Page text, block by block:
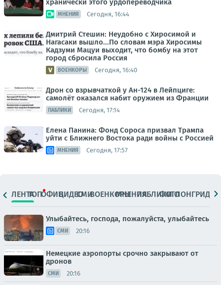
хранически этого урдопереводчика
МНЕНИЯ Сегодня, 16:44
Дмитрий Стешин: Неудобно с Хиросимой и
Нагасаки вышло...По словам мэра Хиросимы
Кадзуми Мацуи выходит, что бомбу на этот
город сбросила Россия
ВОЕНКОРЫ Сегодня, 16:40
Дрон со взрывчаткой у Ан-124 в Лейпциге:
самолёт оказался набит оружием из Франции
ПАБЛИКИ Сегодня, 17:14
Елена Панина: Фонд Сороса призвал Трампа
уйти с Ближнего Востока ради войны с Россией
МНЕНИЯ Сегодня, 17:57
ЛЕНТАТОПОФИЦ.ВИДЕОСМИВОЕНКОРЫМНЕНИЯПАБЛИКИ
ФОТОЛОНГРИДЫ
Улыбайтесь, господа, пожалуйста, улыбайтесь
СМИ 20:16
Немецкие аэропорты срочно закрывают от
дронов
СМИ 20:16